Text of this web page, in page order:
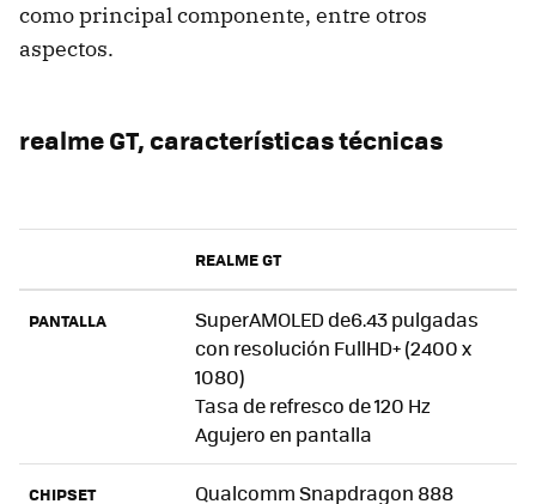
como principal componente, entre otros
aspectos.
realme GT, características técnicas
REALME GT
PANTALLA
SuperAMOLED de6.43 pulgadas
con resolución FullHD+ (2400 x
1080)
Tasa de refresco de 120 Hz
Agujero en pantalla
CHIPSET Qualcomm Snapdragon 888